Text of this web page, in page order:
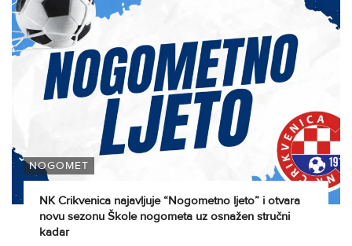
NOGOMET
NK Crikvenica najavljuje “Nogometno ljeto” i otvara
novu sezonu Škole nogometa uz osnažen stručni
kadar